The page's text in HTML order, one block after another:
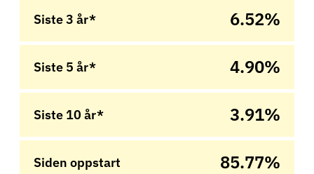
Siste 3 år* 6.52%
Siste 5 år* 4.90%
Siste 10 år* 3.91%
Siden oppstart 85.77%